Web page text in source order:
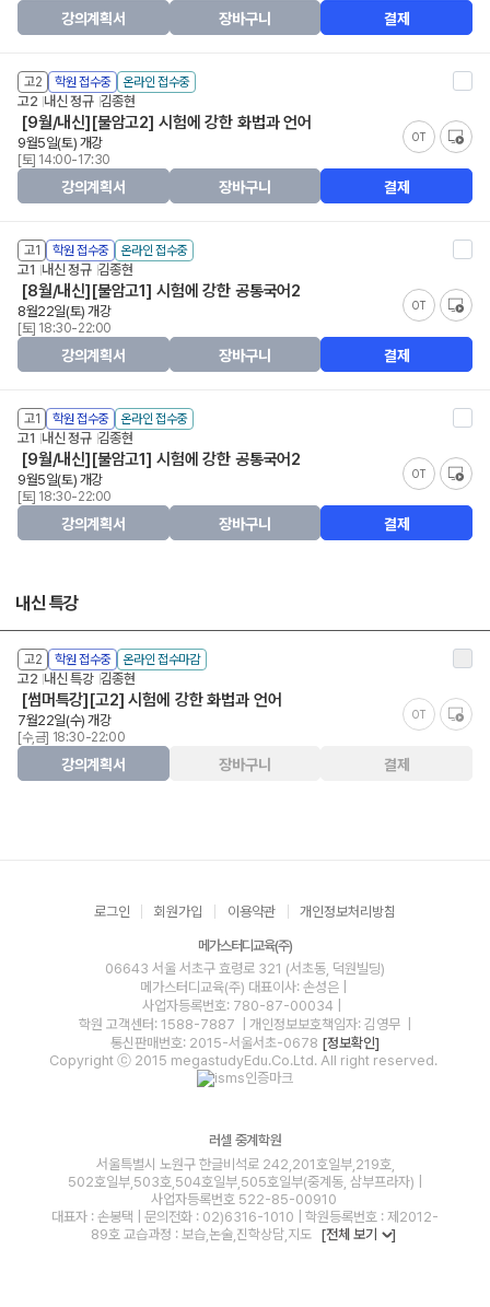
강의계획서 장바구니 결제
고2 학원 접수중 온라인 접수중
고2 내신 정규 김종현
[9월/내신][불암고2] 시험에 강한 화법과 언어
OT
9월5일(토) 개강
[토] 14:00-17:30
강의계획서 장바구니 결제
고1 학원 접수중 온라인 접수중
고1 내신 정규 김종현
[8월/내신][불암고1] 시험에 강한 공통국어2
OT
8월22일(토) 개강
[토] 18:30-22:00
강의계획서 장바구니 결제
고1 학원 접수중 온라인 접수중
고1 내신 정규 김종현
[9월/내신][불암고1] 시험에 강한 공통국어2
OT
9월5일(토) 개강
[토] 18:30-22:00
강의계획서 장바구니 결제
내신 특강
고2 학원 접수중 온라인 접수마감
고2 내신 특강 김종현
[썸머특강][고2] 시험에 강한 화법과 언어
OT
7월22일(수) 개강
[수,금] 18:30-22:00
강의계획서 장바구니 결제
로그인 회원가입 이용약관 개인정보처리방침
메가스터디교육(주)
06643 서울 서초구 효령로 321 (서초동, 덕원빌딩)
메가스터디교육(주) 대표이사: 손성은 |
사업자등록번호: 780-87-00034
학원 고객센터: 1588-7887
| 개인정보보호책임자: 김영무
통신판매번호: 2015-서울서초-0678 [정보확인]
Copyright ⓒ 2015 megastudyEdu.Co.Ltd. All right reserved.
러셀 중계학원
서울특별시 노원구 한글비석로 242,201호일부,219호,
502호일부,503호,504호일부,505호일부(중계동, 삼부프라자) |
사업자등록번호 522-85-00910
대표자 : 손봉택 | 문의전화 : 02)6316-1010 | 학원등록번호 : 제2012-
89호 교습과정 : 보습,논술,진학상담,지도 [전체 보기 ]